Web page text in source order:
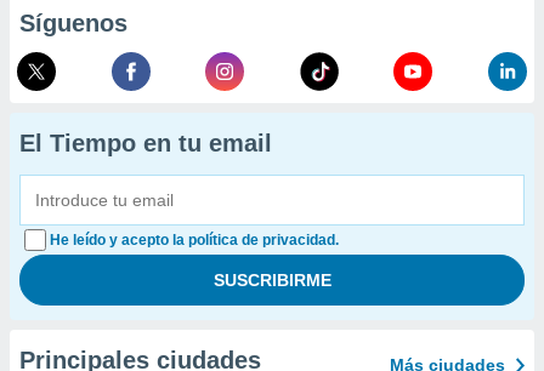
Síguenos
El Tiempo en tu email
He leído y acepto la política de privacidad.
Principales ciudades Más ciudades